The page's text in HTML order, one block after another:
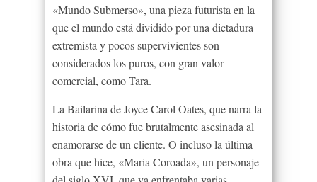
«Mundo Submerso», una pieza futurista en la
que el mundo está dividido por una dictadura
extremista y pocos supervivientes son
considerados los puros, con gran valor
comercial, como Tara.
La Bailarina de Joyce Carol Oates, que narra la
historia de cómo fue brutalmente asesinada al
enamorarse de un cliente. O incluso la última
obra que hice, «Maria Coroada», un personaje